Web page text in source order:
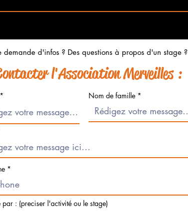
Merveilles
demande d'infos ? Des questions à propos d'un stage ?
l'Association Merveilles :
Nom de famille
par : (preciser l'activité ou le stage)